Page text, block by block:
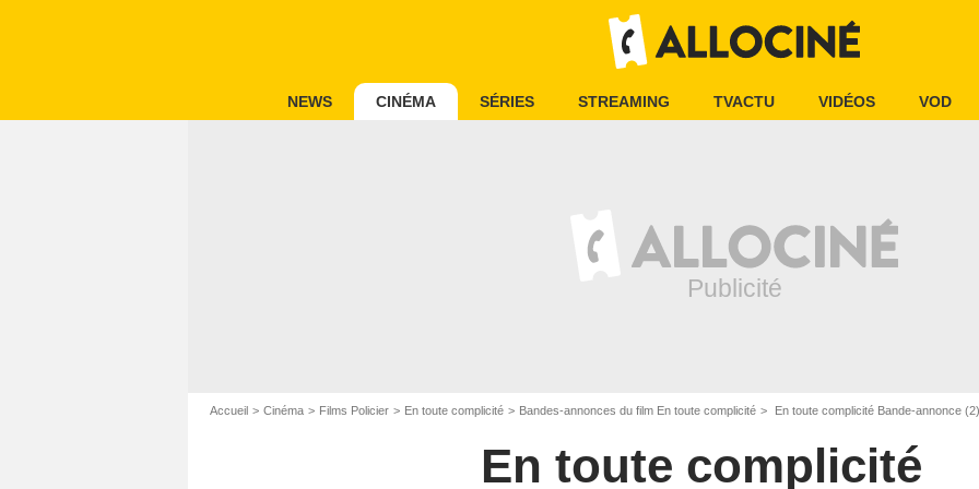
NEWS CINÉMA SÉRIES STREAMING TVACTU VIDÉOS VOD
Accueil Cinéma Films Policier En toute complicité Bandes-annonces du film En toute complicité En toute complicité Bande-annonce
En toute complicité